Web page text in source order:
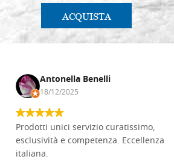
ACQUISTA
Antonella Benelli
18/12/2025
Prodotti unici servizio curatissimo,
esclusività e competenza. Eccellenza
italiana.